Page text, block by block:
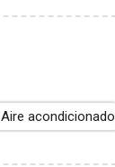
Aire acondicionado